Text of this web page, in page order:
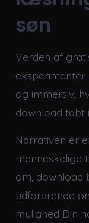
søn
Verden af
og immersiv,
download tabt
Narrativen er
menneskelige
om, download
udfordrende
mulighed Din